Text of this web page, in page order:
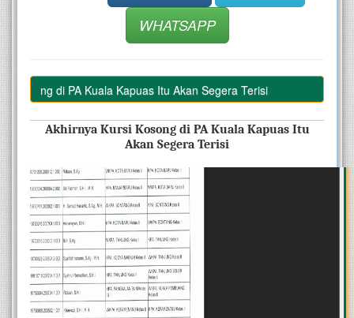
WHATSAPP
di PA Kuala Kapuas Itu Akan Segera Terisi
Akhirnya Kursi Kosong di PA Kuala Kapuas Itu
Akan Segera Terisi